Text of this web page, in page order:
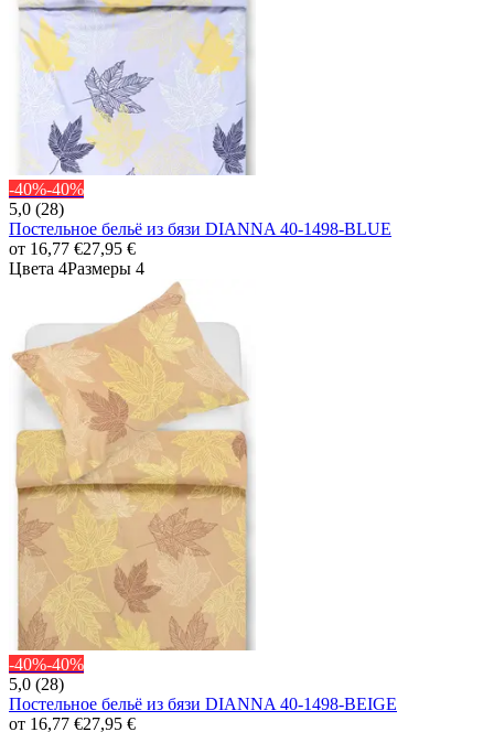
-40%-40%
5,0 (28)
Постельное бельё из бязи DIANNA 40-1498-BLUE
от 16,77 €27,95 €
Цвета 4Размеры 4
-40%-40%
5,0 (28)
Постельное бельё из бязи DIANNA 40-1498-BEIGE
от 16,77 €27,95 €